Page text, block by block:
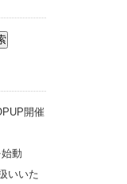
開催
動
いいた